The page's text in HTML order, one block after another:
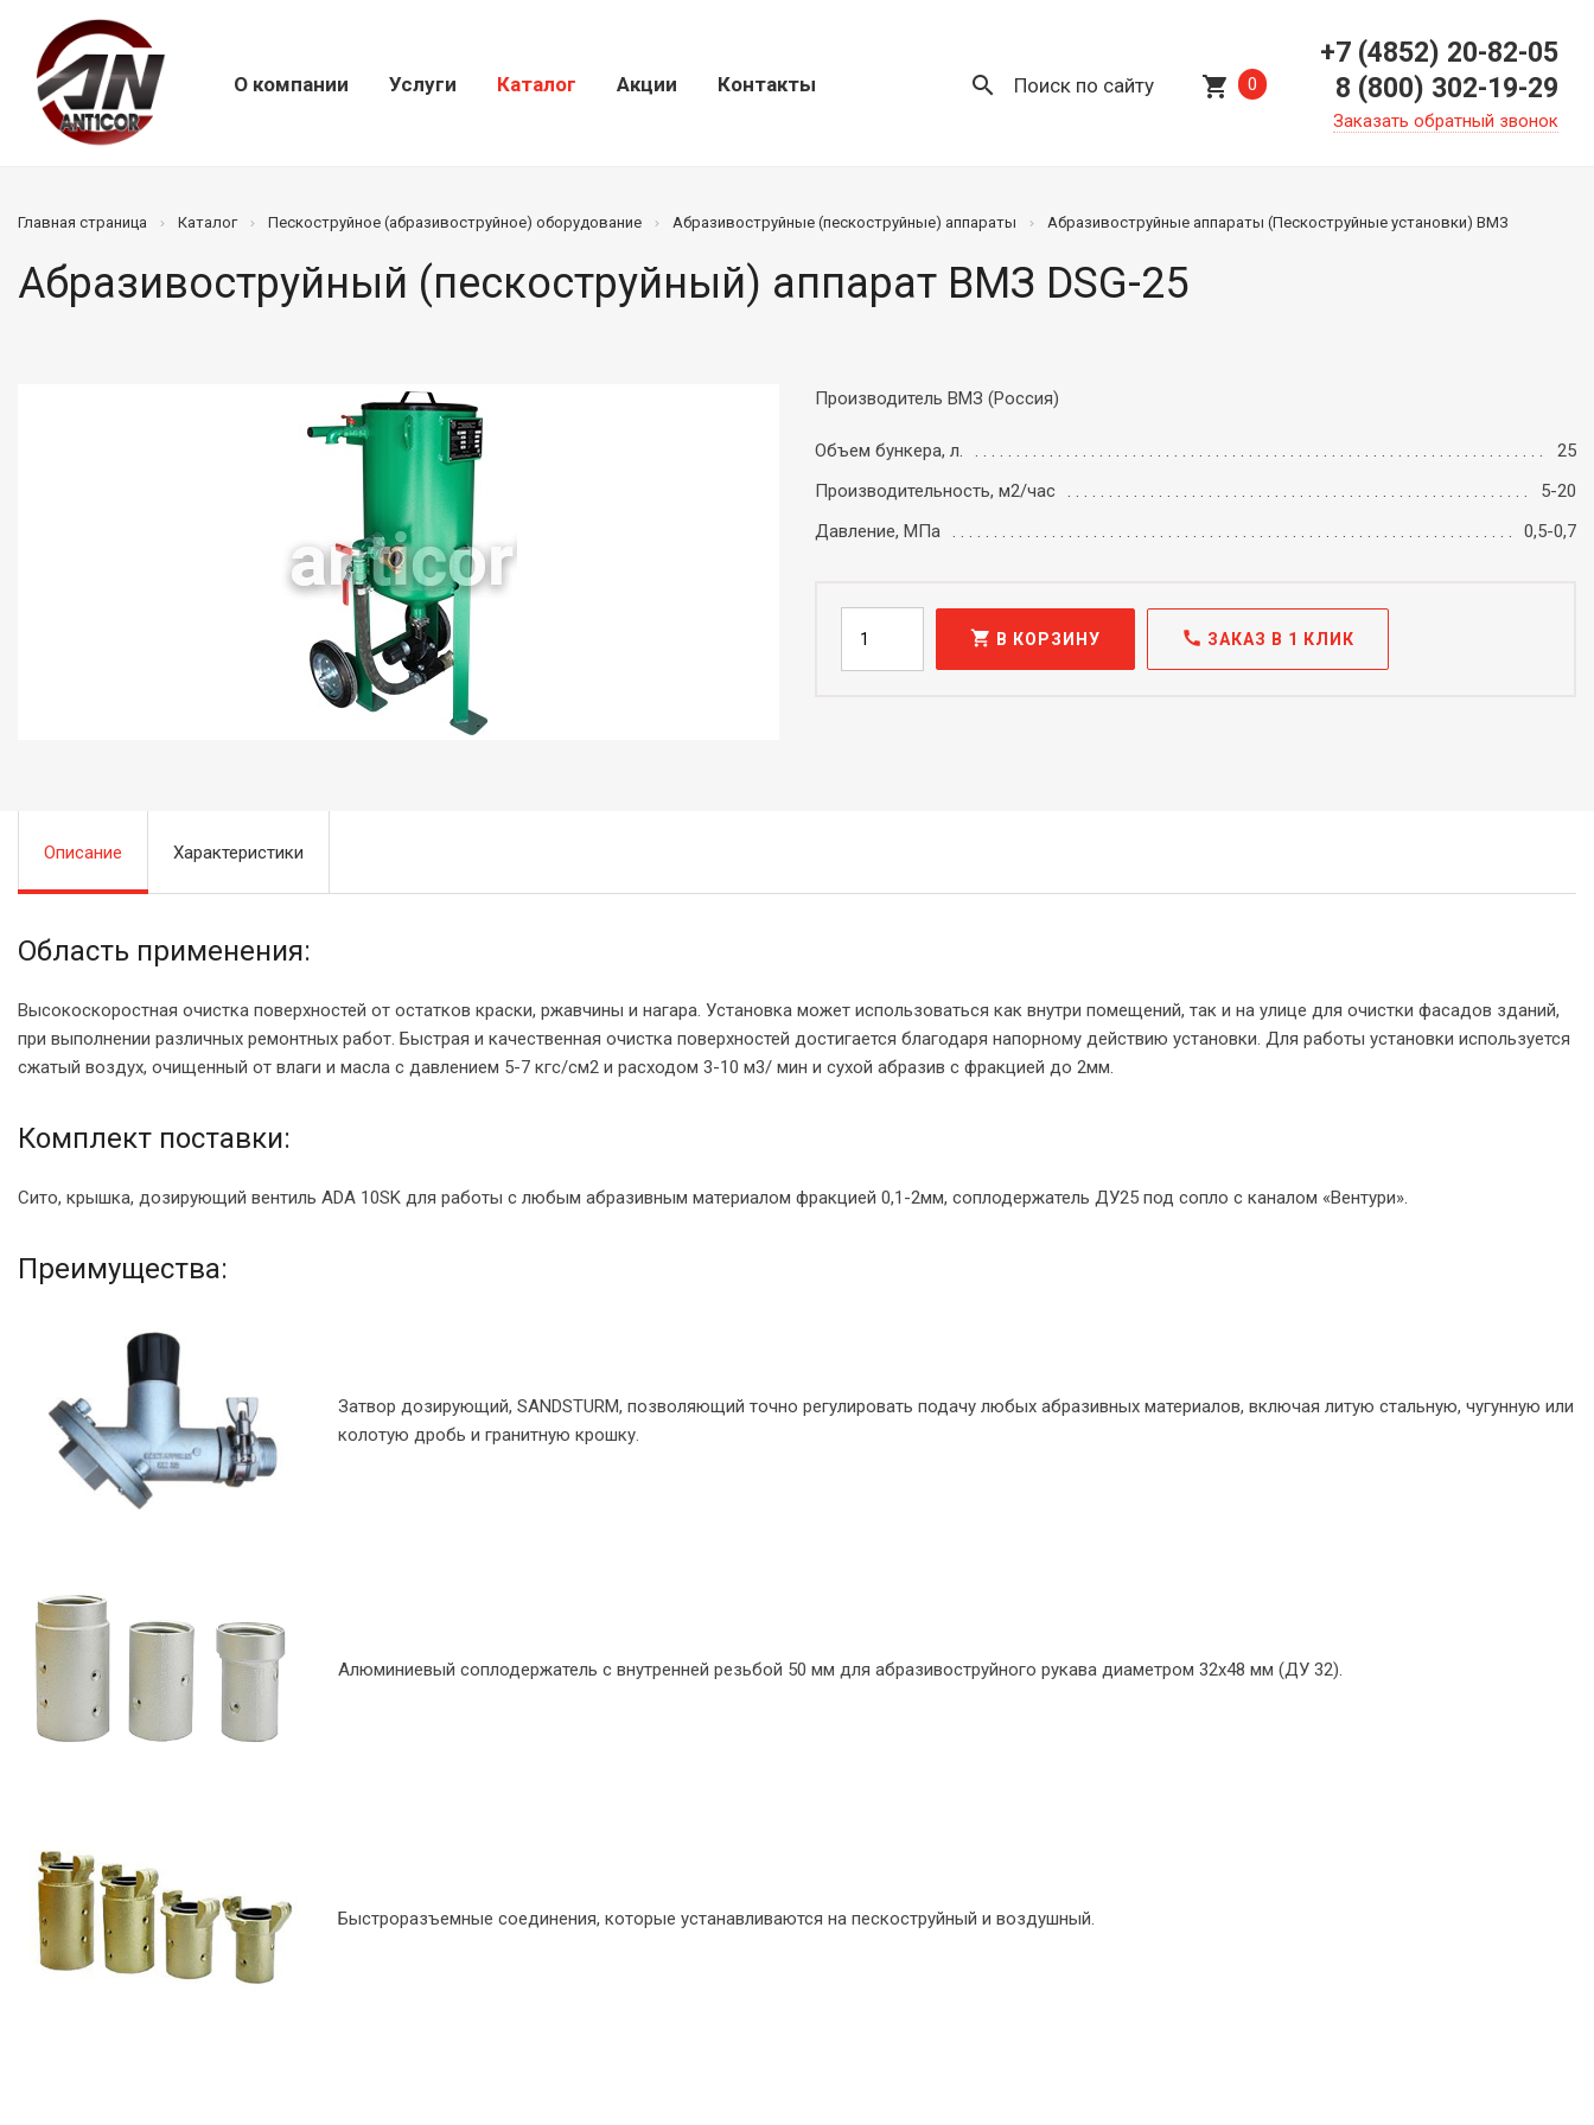
О компании Услуги Каталог Акции Контакты search Поиск по сайту shopping_cart 0
+7 (4852) 20-82-05
8 (800) 302-19-29
Заказать обратный звонок
Главная страница Каталог Пескоструйное (абразивоструйное) оборудование Абразивоструйные (пескоструйные) аппараты Абразивоструйные аппараты (Пескоструйные установки) ВМЗ
Абразивоструйный (пескоструйный) аппарат ВМЗ DSG-25
Производитель ВМЗ (Россия)
Объем бункера, л.
25
Производительность, м2/час
5-20
Давление, МПа
0,5-0,7
shopping_cart В КОРЗИНУ call ЗАКАЗ В 1 КЛИК
Описание Характеристики
Область применения:
Высокоскоростная очистка поверхностей от остатков краски, ржавчины и нагара. Установка может использоваться как внутри помещений, так и на улице для очистки фасадов зданий,
при выполнении различных ремонтных работ. Быстрая и качественная очистка поверхностей достигается благодаря напорному действию установки. Для работы установки используется
сжатый воздух, очищенный от влаги и масла с давлением 5-7 кгс/см2 и расходом 3-10 м3/ мин и сухой абразив с фракцией до 2мм.
Комплект поставки:
Сито, крышка, дозирующий вентиль ADA 10SK для работы с любым абразивным материалом фракцией 0,1-2мм, соплодержатель ДУ25 под сопло с каналом «Вентури».
Преимущества:
Затвор дозирующий, SANDSTURM, позволяющий точно регулировать подачу любых абразивных материалов, включая литую стальную, чугунную или
колотую дробь и гранитную крошку.
Алюминиевый соплодержатель с внутренней резьбой 50 мм для абразивоструйного рукава диаметром 32х48 мм (ДУ 32).
Быстроразъемные соединения, которые устанавливаются на пескоструйный и воздушный.